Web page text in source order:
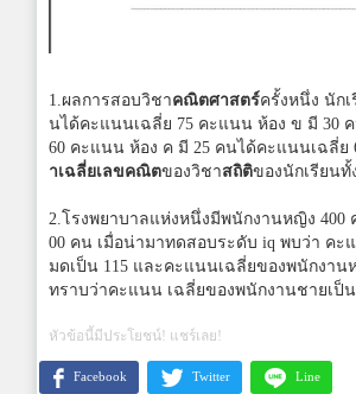
1.ผลการสอบวิชาคณิตศาสตร์ครั้งหนึ่ง นัก
นได้คะแนนเฉลี่ย 75 คะแนน ห้อง ข มี 30
60 คะแนน ห้อง ค มี 25 คนได้คะแนนเฉลี่ย
าเฉลี่ยเลขคณิตของวิชาสถิติของนักเรียนทั้
2.โรงพยาบาลแห่งหนึ่งมีพนักงานหญิง 400
00 คน เมื่อน่ามาทดสอบระดับ iq พบว่า คะ
มดเป็น 115 และคะแนนเฉลี่ยของพนักงาน
ทราบว่าคะแนน เฉลี่ยของพนักงานชายเป็น
หัวข้อนี้มีประโยชน์! แชร์เลย!
Facebook Twitter Line